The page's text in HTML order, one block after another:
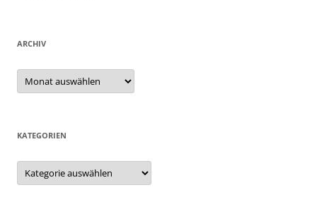
ARCHIV
Archiv
KATEGORIEN
Kategorien